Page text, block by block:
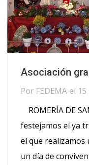
Asociación
Por FEDEMA el
ROMERÍA DE
festejamos el ya
el que realizamos
un día de